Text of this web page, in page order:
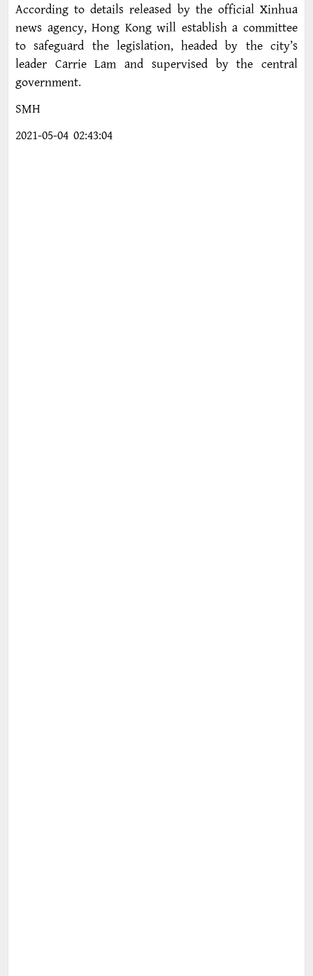
According to details released by the official Xinhua
news agency, Hong Kong will establish a committee
to safeguard the legislation, headed by the city’s
leader Carrie Lam and supervised by the central
government.
SMH
2021-05-04 02:43:04